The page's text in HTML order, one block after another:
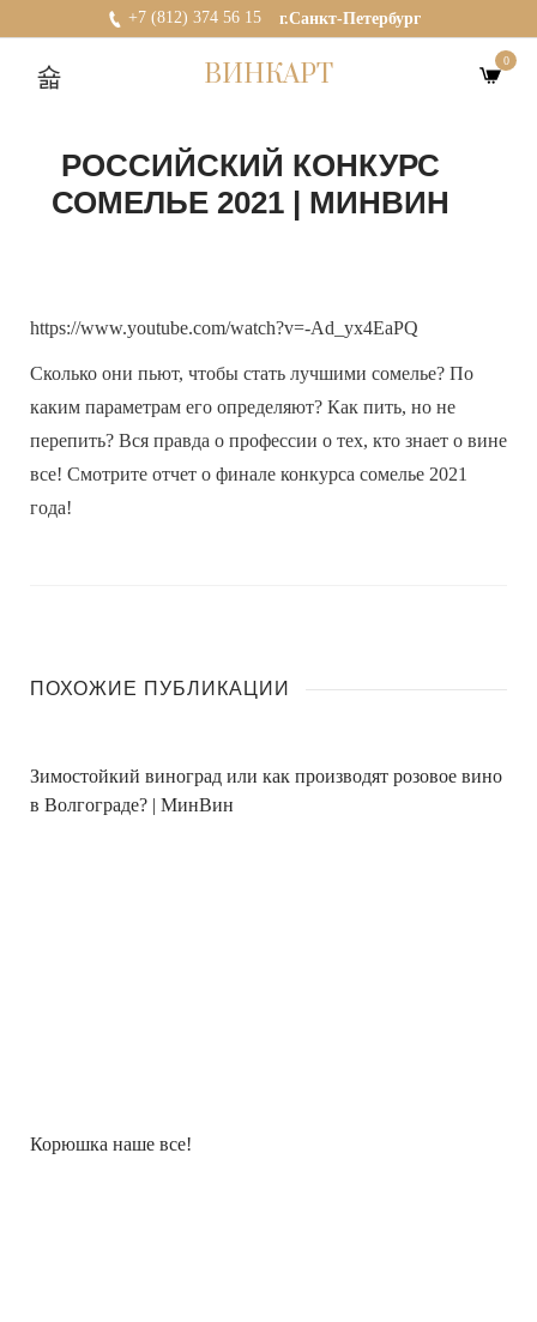
+7 (812) 374 56 15 г.Санкт-Петербург
ВИНКАРТ 0
РОССИЙСКИЙ КОНКУРС
СОМЕЛЬЕ 2021 | МИНВИН
https://www.youtube.com/watch?v=-Ad_yx4EaPQ
Сколько они пьют, чтобы стать лучшими сомелье? По
каким параметрам его определяют? Как пить, но не
перепить? Вся правда о профессии о тех, кто знает о вине
все! Смотрите отчет о финале конкурса сомелье 2021
года!
ПОХОЖИЕ ПУБЛИКАЦИИ
Зимостойкий виноград или как производят розовое вино
в Волгограде? | МинВин
Корюшка наше все!